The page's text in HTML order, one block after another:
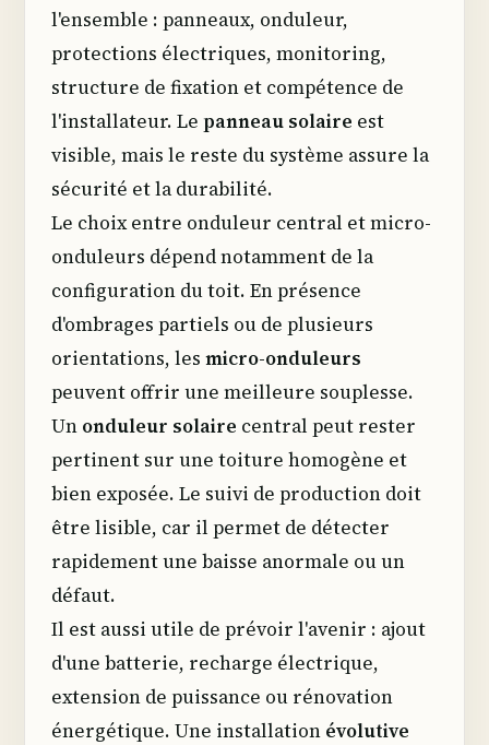
l'ensemble : panneaux, onduleur,
protections électriques, monitoring,
structure de fixation et compétence de
l'installateur. Le panneau solaire est
visible, mais le reste du système assure la
sécurité et la durabilité.
Le choix entre onduleur central et micro-
onduleurs dépend notamment de la
configuration du toit. En présence
d'ombrages partiels ou de plusieurs
orientations, les micro-onduleurs
peuvent offrir une meilleure souplesse.
Un onduleur solaire central peut rester
pertinent sur une toiture homogène et
bien exposée. Le suivi de production doit
être lisible, car il permet de détecter
rapidement une baisse anormale ou un
défaut.
Il est aussi utile de prévoir l'avenir : ajout
d'une batterie, recharge électrique,
extension de puissance ou rénovation
énergétique. Une installation évolutive